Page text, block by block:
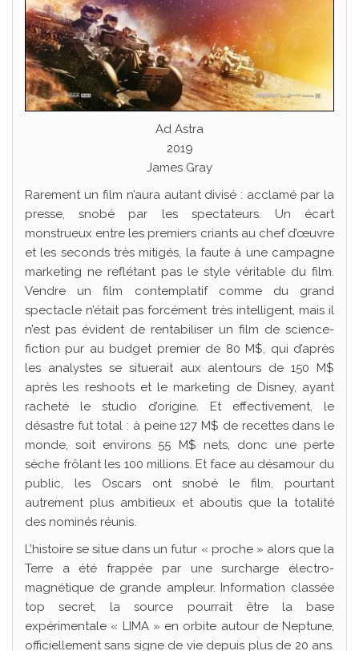
Ad Astra
2019
James Gray
Rarement un film n’aura autant divisé : acclamé par la
presse, snobé par les spectateurs. Un écart
monstrueux entre les premiers criants au chef d’œuvre
et les seconds très mitigés, la faute à une campagne
marketing ne reflétant pas le style véritable du film.
Vendre un film contemplatif comme du grand
spectacle n’était pas forcément très intelligent, mais il
n’est pas évident de rentabiliser un film de science-
fiction pur au budget premier de 80 M$, qui d’après
les analystes se situerait aux alentours de 150 M$
après les reshoots et le marketing de Disney, ayant
racheté le studio d’origine. Et effectivement, le
désastre fut total : à peine 127 M$ de recettes dans le
monde, soit environs 55 M$ nets, donc une perte
sèche frôlant les 100 millions. Et face au désamour du
public, les Oscars ont snobé le film, pourtant
autrement plus ambitieux et aboutis que la totalité
des nominés réunis.
L’histoire se situe dans un futur « proche » alors que la
Terre a été frappée par une surcharge électro-
magnétique de grande ampleur. Information classée
top secret, la source pourrait être la base
expérimentale « LIMA » en orbite autour de Neptune,
officiellement sans signe de vie depuis plus de 20 ans.